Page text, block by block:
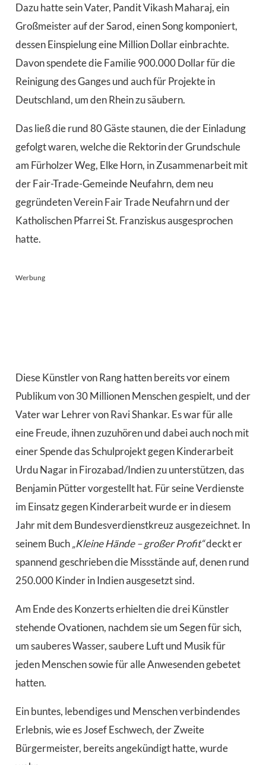
Dazu hatte sein Vater, Pandit Vikash Maharaj, ein
Großmeister auf der Sarod, einen Song komponiert,
dessen Einspielung eine Million Dollar einbrachte.
Davon spendete die Familie 900.000 Dollar für die
Reinigung des Ganges und auch für Projekte in
Deutschland, um den Rhein zu säubern.
Das ließ die rund 80 Gäste staunen, die der Einladung
gefolgt waren, welche die Rektorin der Grundschule
am Fürholzer Weg, Elke Horn, in Zusammenarbeit mit
der Fair-Trade-Gemeinde Neufahrn, dem neu
gegründeten Verein Fair Trade Neufahrn und der
Katholischen Pfarrei St. Franziskus ausgesprochen
hatte.
Werbung
Diese Künstler von Rang hatten bereits vor einem
Publikum von 30 Millionen Menschen gespielt, und der
Vater war Lehrer von Ravi Shankar. Es war für alle
eine Freude, ihnen zuzuhören und dabei auch noch mit
einer Spende das Schulprojekt gegen Kinderarbeit
Urdu Nagar in Firozabad/Indien zu unterstützen, das
Benjamin Pütter vorgestellt hat. Für seine Verdienste
im Einsatz gegen Kinderarbeit wurde er in diesem
Jahr mit dem Bundesverdienstkreuz ausgezeichnet. In
seinem Buch„Kleine Hände – großer Profit“deckt er
spannend geschrieben die Missstände auf, denen rund
250.000 Kinder in Indien ausgesetzt sind.
Am Ende des Konzerts erhielten die drei Künstler
stehende Ovationen, nachdem sie um Segen für sich,
um sauberes Wasser, saubere Luft und Musik für
jeden Menschen sowie für alle Anwesenden gebetet
hatten.
Ein buntes, lebendiges und Menschen verbindendes
Erlebnis, wie es Josef Eschwech, der Zweite
Bürgermeister, bereits angekündigt hatte, wurde